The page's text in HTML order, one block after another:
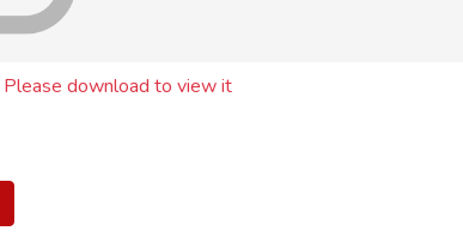
download to view it